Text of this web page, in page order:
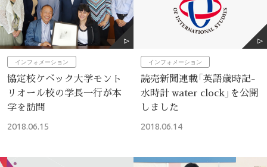
インフォメーション
協定校ケベック大学モント
リオール校の学長一行が本
学を訪問
2018.06.15
インフォメーション
読売新聞連載「英語歳時記-
水時計 water clock」を公開
しました
2018.06.14